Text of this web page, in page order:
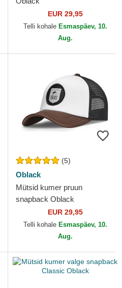
EUR 29,95
Telli kohale Esmaspäev, 10.
Aug.
(5)
Oblack
Mütsid kumer pruun
snapback Oblack
EUR 29,95
Telli kohale Esmaspäev, 10.
Aug.